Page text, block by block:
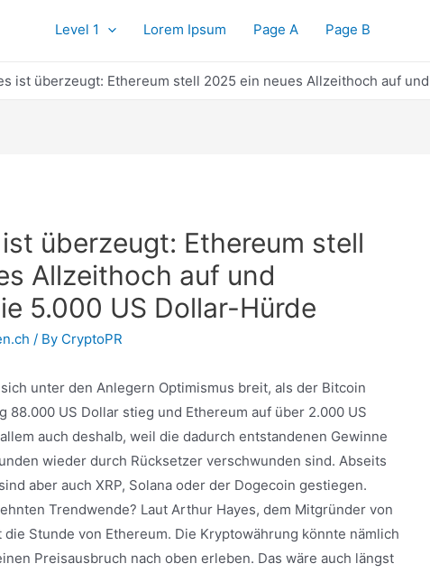
Level 1 Lorem Ipsum Page A Page B
ist überzeugt: Ethereum stell 2025 ein neues Allzeithoch auf
überzeugt: Ethereum stell
Allzeithoch auf und
5.000 US Dollar-Hürde
/ By CryptoPR
unter den Anlegern Optimismus breit, als der Bitcoin
88.000 US Dollar stieg und Ethereum auf über 2.000 US
auch deshalb, weil die dadurch entstandenen Gewinne
wieder durch Rücksetzer verschwunden sind. Abseits
aber auch XRP, Solana oder der Dogecoin gestiegen.
Trendwende? Laut Arthur Hayes, dem Mitgründer von
Stunde von Ethereum. Die Kryptowährung könnte nämlich
Preisausbruch nach oben erleben. Das wäre auch längst